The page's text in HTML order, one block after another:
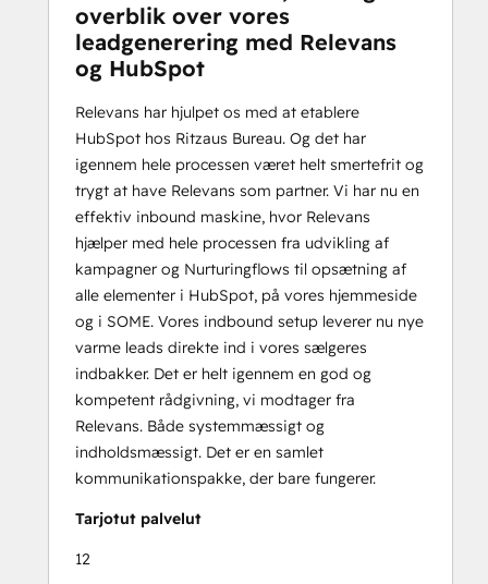
overblik over vores
leadgenerering med Relevans
og HubSpot
Relevans har hjulpet os med at etablere
HubSpot hos Ritzaus Bureau. Og det har
igennem hele processen været helt smertefrit og
trygt at have Relevans som partner. Vi har nu en
effektiv inbound maskine, hvor Relevans
hjælper med hele processen fra udvikling af
kampagner og Nurturingflows til opsætning af
alle elementer i HubSpot, på vores hjemmeside
og i SOME. Vores indbound setup leverer nu nye
varme leads direkte ind i vores sælgeres
indbakker. Det er helt igennem en god og
kompetent rådgivning, vi modtager fra
Relevans. Både systemmæssigt og
indholdsmæssigt. Det er en samlet
kommunikationspakke, der bare fungerer.
Tarjotut palvelut
12